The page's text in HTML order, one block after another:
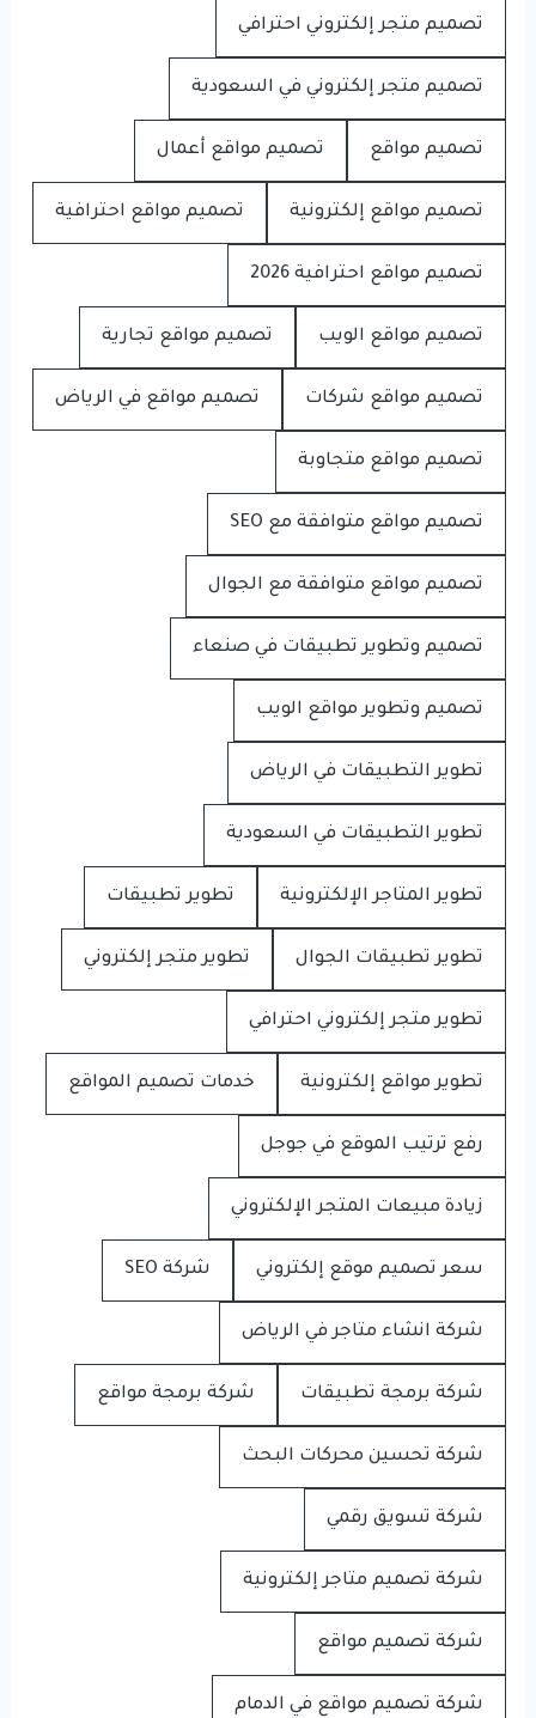
تصميم متجر إلكتروني احترافي
تصميم متجر إلكتروني في السعودية
تصميم مواقع تصميم مواقع أعمال
تصميم مواقع إلكترونية تصميم مواقع احترافية
تصميم مواقع احترافية 2026
تصميم مواقع الويب تصميم مواقع تجارية
تصميم مواقع شركات تصميم مواقع في الرياض
تصميم مواقع متجاوبة
تصميم مواقع متوافقة مع SEO
تصميم مواقع متوافقة مع الجوال
تصميم وتطوير تطبيقات في صنعاء
تصميم وتطوير مواقع الويب
تطوير التطبيقات في الرياض
تطوير التطبيقات في السعودية
تطوير المتاجر الإلكترونية تطوير تطبيقات
تطوير تطبيقات الجوال تطوير متجر إلكتروني
تطوير متجر إلكتروني احترافي
تطوير مواقع إلكترونية خدمات تصميم المواقع
رفع ترتيب الموقع في جوجل
زيادة مبيعات المتجر الإلكتروني
سعر تصميم موقع إلكتروني شركة SEO
شركة انشاء متاجر في الرياض
شركة برمجة تطبيقات شركة برمجة مواقع
شركة تحسين محركات البحث
شركة تسويق رقمي
شركة تصميم متاجر إلكترونية
شركة تصميم مواقع
شركة تصميم مواقع في الدمام